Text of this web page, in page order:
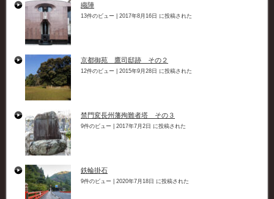
織陣
13件のビュー 2017年8月16日 に投稿された
京都御苑 鷹司邸跡 その２
12件のビュー 2015年9月28日 に投稿された
禁門変長州藩殉難者塔 その３
9件のビュー 2017年7月2日 に投稿された
鉄輪掛石
9件のビュー 2020年7月18日 に投稿された